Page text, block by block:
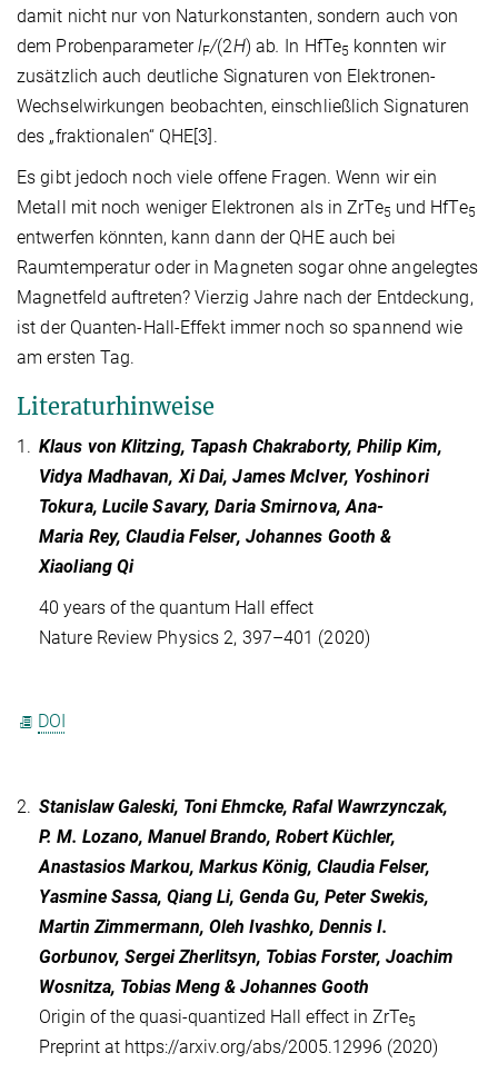
damit nicht nur von Naturkonstanten, sondern auch von
dem ProbenparameterlF/(2H) ab. In HfTe5 konnten wir
zusätzlich auch deutliche Signaturen von Elektronen-
Wechselwirkungen beobachten, einschließlich Signaturen
des „fraktionalen“ QHE[3].
Es gibt jedoch noch viele offene Fragen. Wenn wir ein
Metall mit noch weniger Elektronen als in ZrTe5 und HfTe5
entwerfen könnten, kann dann der QHE auch bei
Raumtemperatur oder in Magneten sogar ohne angelegtes
Magnetfeld auftreten? Vierzig Jahre nach der Entdeckung,
ist der Quanten-Hall-Effekt immer noch so spannend wie
am ersten Tag.
Literaturhinweise
1. Klaus von Klitzing, Tapash Chakraborty, Philip Kim,
Vidya Madhavan, Xi Dai, James McIver, Yoshinori
Tokura, Lucile Savary, Daria Smirnova, Ana-
Maria Rey, Claudia Felser, Johannes Gooth &
Xiaoliang Qi
40 years of the quantum Hall effect
Nature Review Physics 2, 397–401 (2020)
DOI
2. Stanislaw Galeski, Toni Ehmcke, Rafal Wawrzynczak,
P. M. Lozano, Manuel Brando, Robert Küchler,
Anastasios Markou, Markus König, Claudia Felser,
Yasmine Sassa, Qiang Li, Genda Gu, Peter Swekis,
Martin Zimmermann, Oleh Ivashko, Dennis I.
Gorbunov, Sergei Zherlitsyn, Tobias Forster, Joachim
Wosnitza, Tobias Meng & Johannes Gooth
Origin of the quasi-quantized Hall effect in ZrTe5
Preprint at https://arxiv.org/abs/2005.12996 (2020)